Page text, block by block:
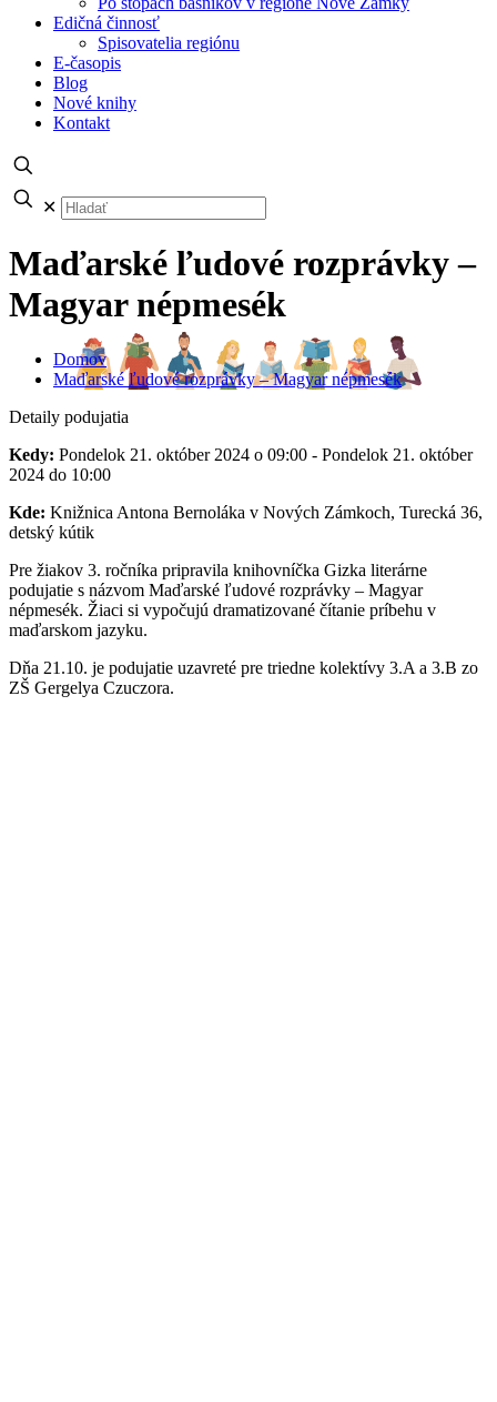
Edičná činnosť
Spisovatelia regiónu
E-časopis
Blog
Nové knihy
Kontakt
✕
Maďarské ľudové rozprávky –
Magyar népmesék
Domov
Maďarské ľudové rozprávky – Magyar népmesék
Detaily podujatia
Kedy: Pondelok 21. október 2024 o 09:00 - Pondelok 21. október
2024 do 10:00
Kde: Knižnica Antona Bernoláka v Nových Zámkoch, Turecká 36,
detský kútik
Pre žiakov 3. ročníka pripravila knihovníčka Gizka literárne
podujatie s názvom Maďarské ľudové rozprávky – Magyar
népmesék. Žiaci si vypočujú dramatizované čítanie príbehu v
maďarskom jazyku.
Dňa 21.10. je podujatie uzavreté pre triedne kolektívy 3.A a 3.B zo
ZŠ Gergelya Czuczora.